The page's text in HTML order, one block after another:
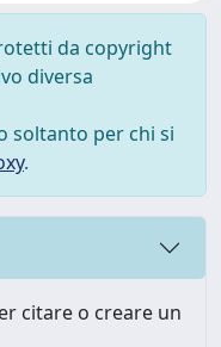
da copyright
diversa
soltanto per chi si
.
citare o creare un